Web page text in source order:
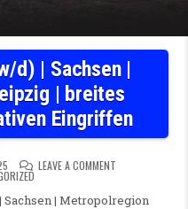
d) | Sachsen |
| breites
Eingriffen
LEAVE A COMMENT
| Metropolregion